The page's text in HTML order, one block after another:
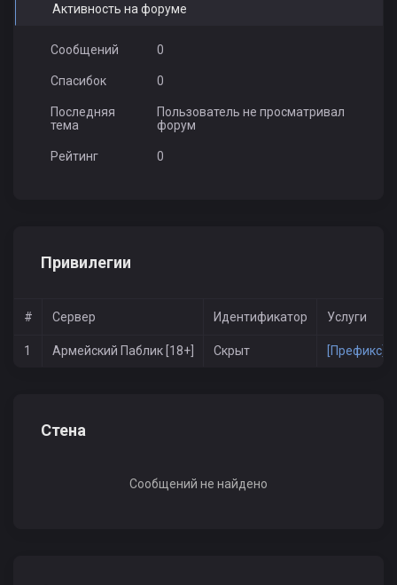
Активность на форуме
Сообщений 0
Спасибок 0
Последняя
тема
Пользователь не просматривал
форум
Рейтинг 0
Привилегии
# Сервер Идентификатор Услуги
1 Армейский Паблик [18+] Скрыт [Префикс]
Стена
Сообщений не найдено